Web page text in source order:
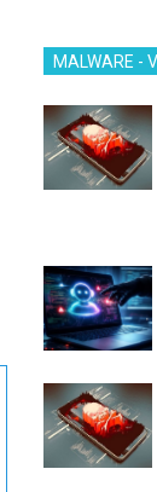
MALWARE -